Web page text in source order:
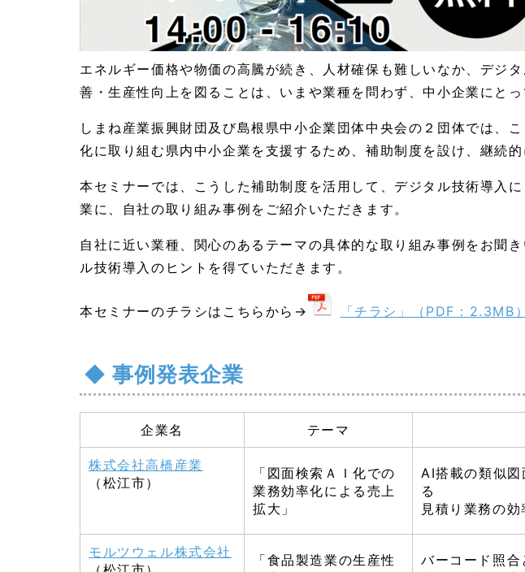
エネルギー価格や物価の高騰が続き、人材確保も難しいなか、デジ
善・生産性向上を図ることは、いまや業種を問わず、中小企業にとっ
しまね産業振興財団及び島根県中小企業団体中央会の２団体では、
化に取り組む県内中小企業を支援するため、補助制度を設け、継続的
本セミナーでは、こうした補助制度を活用して、デジタル技術導入
業に、自社の取り組み事例をご紹介いただきます。
自社に近い業種、関心のあるテーマの具体的な取り組み事例をお聞
ル技術導入のヒントを得ていただきます。
本セミナーのチラシはこちらから→ 「チラシ」（PDF：2.3MB）
事例発表企業
企業名 テーマ
株式会社高橋産業
（松江市）
「図面検索ＡＩ化での
業務効率化による売上
拡大」
AI搭載の類似図
る
見積り業務の効
モルツウェル株式会社
「食品製造業の生産性
バーコード照合